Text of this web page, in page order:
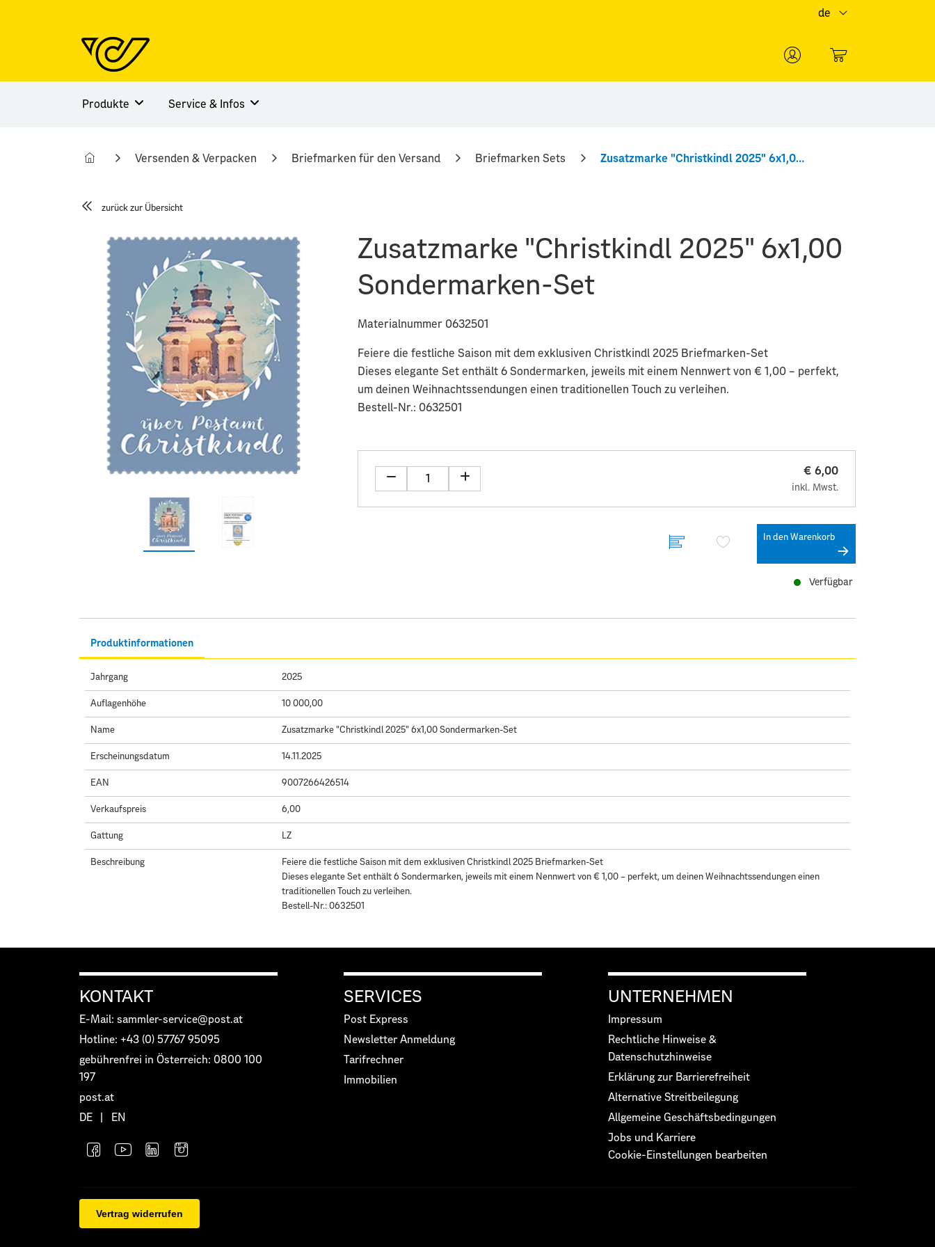
de
Produkte Service & Infos
Versenden & Verpacken Briefmarken für den Versand Briefmarken Sets Zusatzmarke "Christkindl 2025" 6x1,00 Sondermarken-Set
zurück zur Übersicht
Zusatzmarke "Christkindl 2025" 6x1,00
Sondermarken-Set
Materialnummer 0632501
Feiere die festliche Saison mit dem exklusiven Christkindl 2025 Briefmarken-Set
Dieses elegante Set enthält 6 Sondermarken, jeweils mit einem Nennwert von € 1,00 – perfekt,
um deinen Weihnachtssendungen einen traditionellen Touch zu verleihen.
Bestell-Nr.: 0632501
€ 6,00
inkl. Mwst.
In den Warenkorb
Verfügbar
Produktinformationen
Jahrgang 2025
Auflagenhöhe 10 000,00
Name Zusatzmarke "Christkindl 2025" 6x1,00 Sondermarken-Set
Erscheinungsdatum 14.11.2025
EAN 9007266426514
Verkaufspreis 6,00
Gattung LZ
Beschreibung
Feiere die festliche Saison mit dem exklusiven Christkindl 2025 Briefmarken-Set
Dieses elegante Set enthält 6 Sondermarken, jeweils mit einem Nennwert von € 1,00 – perfekt, um deinen Weihnachtssendungen einen
traditionellen Touch zu verleihen.
Bestell-Nr.: 0632501
KONTAKT
E-Mail: sammler-service@post.at
Hotline: +43 (0) 57767 95095
gebührenfrei in Österreich: 0800 100
197
post.at
DE
EN
SERVICES
Post Express
Newsletter Anmeldung
Tarifrechner
Immobilien
UNTERNEHMEN
Impressum
Rechtliche Hinweise &
Datenschutzhinweise
Erklärung zur Barrierefreiheit
Alternative Streitbeilegung
Allgemeine Geschäftsbedingungen
Jobs und Karriere
Cookie-Einstellungen bearbeiten
Vertrag widerrufen